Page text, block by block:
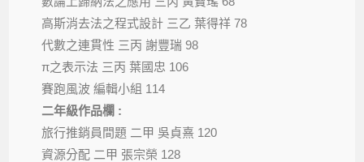
高斯消去法之程式設計 三乙 葉得祥 78
代數之連貫性 三丙 謝豐瑞 98
π之表示法 三丙 葉國忠 106
賽跑風波 編輯小組 114
二年級作品欄 :
旅行推銷員間題 二甲 吳貞熹 120
資源分配 二甲 張宗榮 128